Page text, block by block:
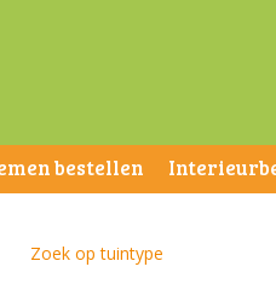
bestellen
Zoek op tuintype